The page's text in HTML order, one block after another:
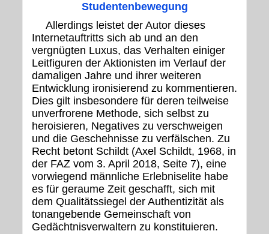
Studentenbewegung
Allerdings leistet der Autor dieses
Internetauftritts sich ab und an den
vergnügten Luxus, das Verhalten einiger
Leitfiguren der Aktionisten im Verlauf der
damaligen Jahre und ihrer weiteren
Entwicklung ironisierend zu kommentieren.
Dies gilt insbesondere für deren teilweise
unverfrorene Methode, sich selbst zu
heroisieren, Negatives zu verschweigen
und die Geschehnisse zu verfälschen. Zu
Recht betont Schildt (Axel Schildt, 1968, in
der FAZ vom 3. April 2018, Seite 7), eine
vorwiegend männliche Erlebniselite habe
es für geraume Zeit geschafft, sich mit
dem Qualitätssiegel der Authentizität als
tonangebende Gemeinschaft von
Gedächtnisverwaltern zu konstituieren.